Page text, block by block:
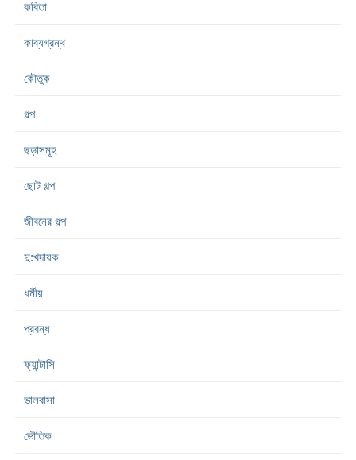
কবিতা
কাব্যগ্রন্থ
কৌতুক
গল্প
ছড়াসমূহ
ছোট গল্প
জীবনের গল্প
দু:খদায়ক
ধর্মীয়
প্রবন্ধ
ফ্যান্টাসি
ভালবাসা
ভৌতিক